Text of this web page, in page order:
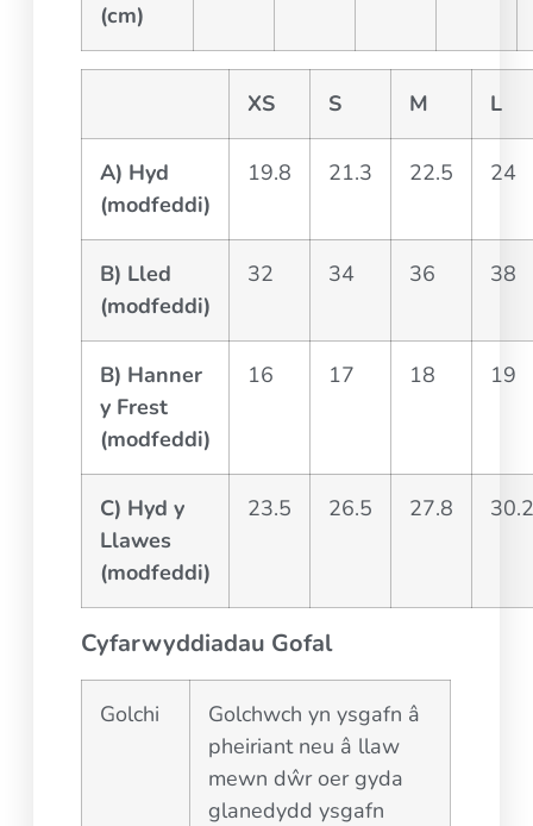
(cm)
XS S M L
A) Hyd
(modfeddi)
19.8 21.3 22.5 24
B) Lled
(modfeddi)
32 34 36 38
B) Hanner
y Frest
(modfeddi)
16 17 18 19
C) Hyd y
Llawes
(modfeddi)
23.5 26.5 27.8
Cyfarwyddiadau Gofal
Golchi
Golchwch yn ysgafn â
pheiriant neu â llaw
mewn dŵr oer gyda
glanedydd ysgafn